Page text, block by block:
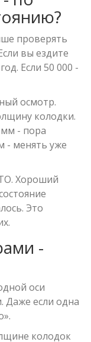
проверять
вы ездите
Если 50 000 -
осмотр.
колодки.
- пора
- менять уже
Хороший
Это
-
оси
Даже если одна
колодок